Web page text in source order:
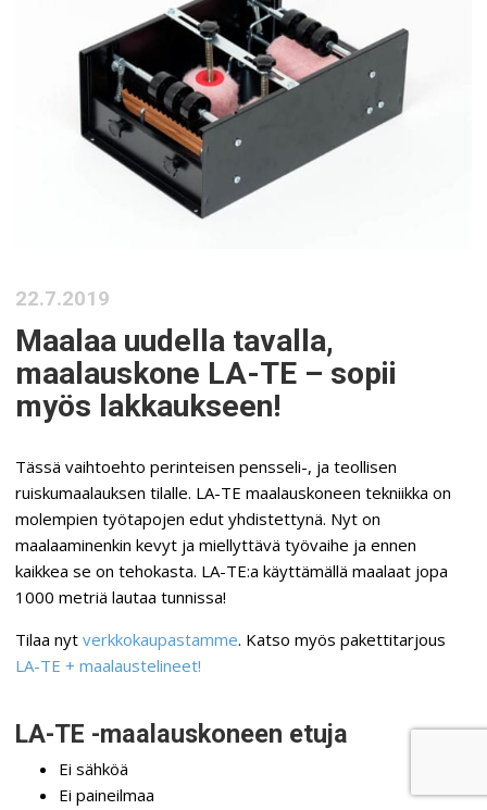
22.7.2019
Maalaa uudella tavalla,
maalauskone LA-TE – sopii
myös lakkaukseen!
Tässä vaihtoehto perinteisen pensseli-, ja teollisen
ruiskumaalauksen tilalle. LA-TE maalauskoneen tekniikka on
molempien työtapojen edut yhdistettynä. Nyt on
maalaaminenkin kevyt ja miellyttävä työvaihe ja ennen
kaikkea se on tehokasta. LA-TE:a käyttämällä maalaat jopa
1000 metriä lautaa tunnissa!
Tilaa nytverkkokaupastamme. Katso myös pakettitarjous
LA-TE + maalaustelineet!
LA-TE -maalauskoneen etuja
Ei sähköä
Ei paineilmaa